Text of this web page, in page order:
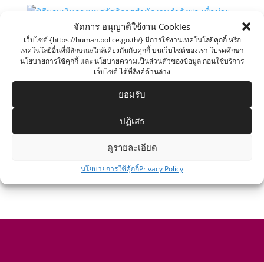
จัดการ อนุญาติใข้งาน Cookies
เว็บไซต์ {https://human.police.go.th/} มีการใช้งานเทคโนโลยีคุกกี้ หรือ
เทคโนโลยีอื่นที่มีลักษณะใกล้เคียงกันกับคุกกี้ บนเว็บไซต์ของเรา โปรดศึกษา
นโยบายการใช้คุกกี้ และ นโยบายความเป็นส่วนตัวของข้อมูล ก่อนใช้บริการ
เว็บไซต์ ได้ที่ลิงค์ด้านล่าง
ยอมรับ
ปฏิเสธ
ดูรายละเอียด
นโยบายการใช้คุ้กกี้Privacy Policy
พิธีมอบเงินกองทุนสวัสดิการสำนักงานกำลังพล เพื่อช่วยเหลือ
สงเคราะห์ข้าราชการตำรวจในสังกัด สกพ. วันพฤหัสบดีที่ 14
พ.ค. 15, 2569
ขั้นตอนการใช้บริการขอเข้าดูหรือสำเนาข้อมูลจากกล้องโทรทัศน์
ข้อมูลจากกล้องโทรทัศน์วงจรปิด